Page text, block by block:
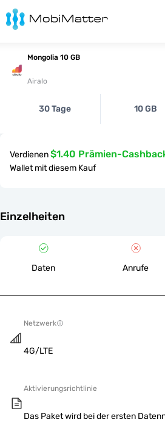
Mongolia 10 GB
Airalo
30 Tage 10 GB
Verdienen$1.40 Prämien-
Wallet mit diesem Kauf
Einzelheiten
Daten Anrufe
Netzwerk
4G/LTE
Aktivierungsrichtlinie
Das Paket wird bei der ersten